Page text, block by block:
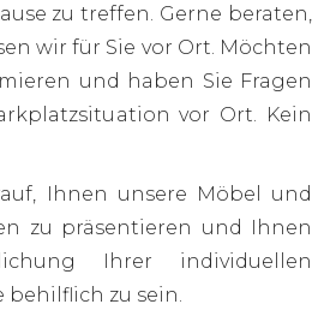
zu treffen. Gerne beraten,
wir für Sie vor Ort. Möchten
und haben Sie Fragen
vor Ort. Kein
Ihnen unsere Möbel und
zu präsentieren und Ihnen
Ihrer individuellen
zu sein.